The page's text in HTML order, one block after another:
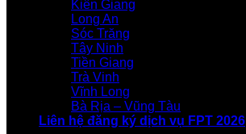
Kiên Giang
Long An
Sóc Trăng
Tây Ninh
Tiền Giang
Trà Vinh
Vĩnh Long
Bà Rịa – Vũng Tàu
Liên hệ đăng ký dịch vụ FPT 2026